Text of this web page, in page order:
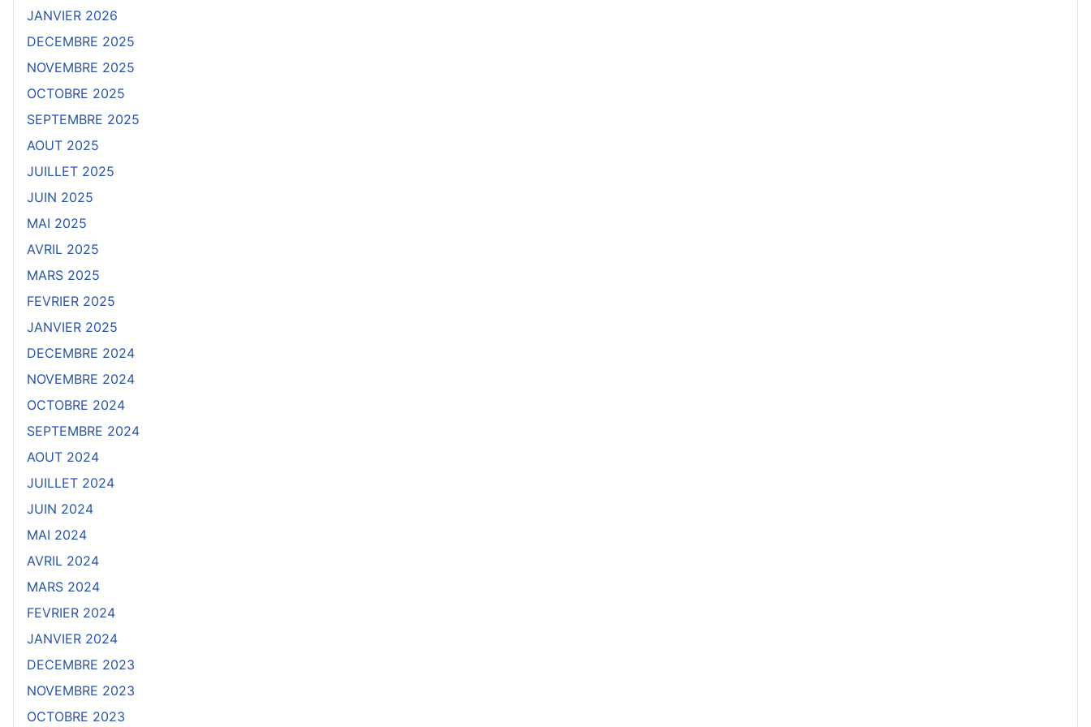
JANVIER 2026
DECEMBRE 2025
NOVEMBRE 2025
OCTOBRE 2025
SEPTEMBRE 2025
AOUT 2025
JUILLET 2025
JUIN 2025
MAI 2025
AVRIL 2025
MARS 2025
FEVRIER 2025
JANVIER 2025
DECEMBRE 2024
NOVEMBRE 2024
OCTOBRE 2024
SEPTEMBRE 2024
AOUT 2024
JUILLET 2024
JUIN 2024
MAI 2024
AVRIL 2024
MARS 2024
FEVRIER 2024
JANVIER 2024
DECEMBRE 2023
NOVEMBRE 2023
OCTOBRE 2023